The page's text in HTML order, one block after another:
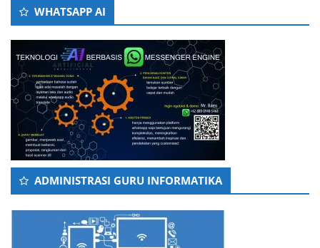
WHATSAPP AI
ADMINISTRASI GURU INFORMATIKA